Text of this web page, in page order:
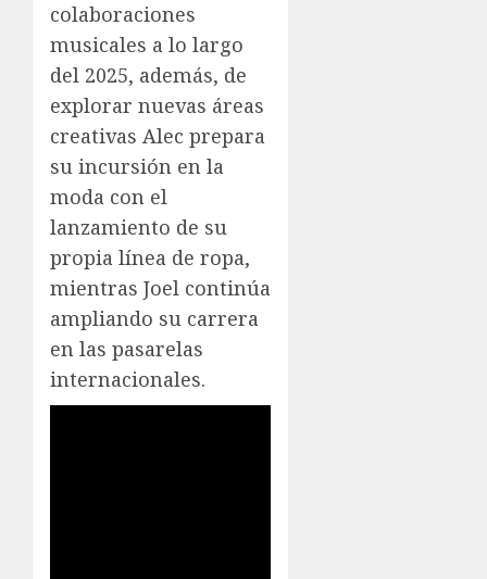
colaboraciones
musicales a lo largo
del 2025, además, de
explorar nuevas áreas
creativas Alec prepara
su incursión en la
moda con el
lanzamiento de su
propia línea de ropa,
mientras Joel continúa
ampliando su carrera
en las pasarelas
internacionales.